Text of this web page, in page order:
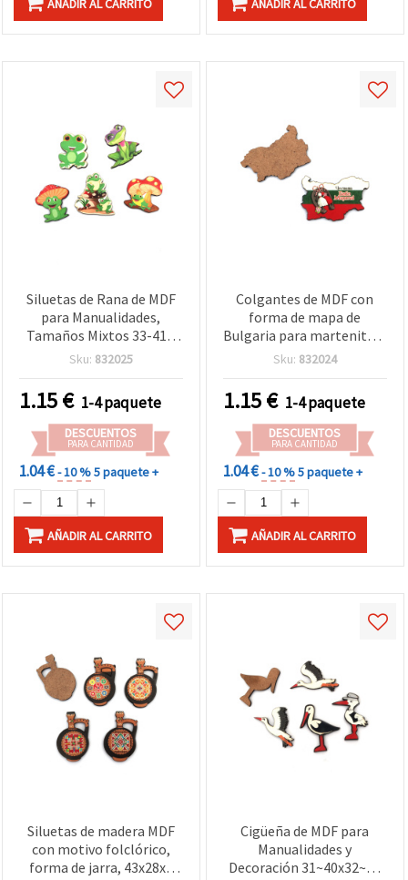
Siluetas de Rana de MDF
para Manualidades,
Tamaños Mixtos 33-41 x
32-42 mm – Pack de 5
Sku: 832025
1.15€ 1-4 paquete
DESCUENTOS
PARA CANTIDAD
1.04 €- 10 %5 paquete +
AÑADIR AL CARRITO
Colgantes de MDF con
forma de mapa de
Bulgaria para martenitsi y
manualidades, diseño de
Bulgaria, 50x33x3 mm - 5
piezas
Sku: 832024
1.15€ 1-4 paquete
DESCUENTOS
PARA CANTIDAD
1.04 €- 10 %5 paquete +
AÑADIR AL CARRITO
Siluetas de madera MDF
con motivo folclórico,
forma de jarra, 43x28x3
Cigüeña de MDF para
Manualidades y
Decoración 31~40x32~41